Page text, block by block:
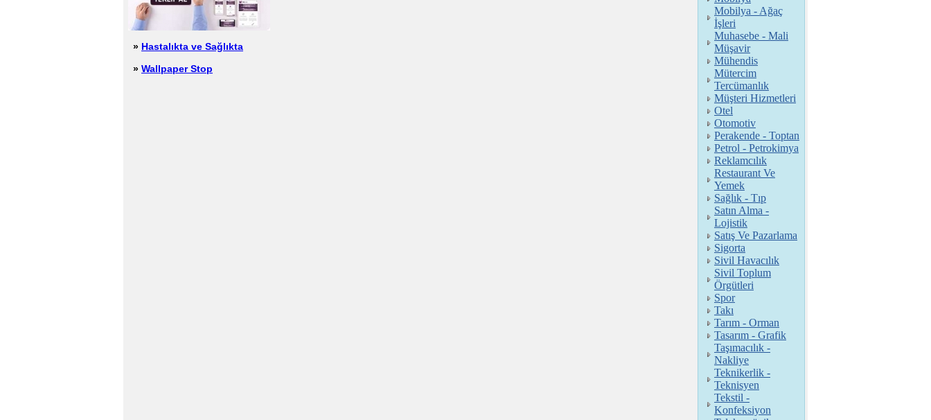
» Hastalıkta ve Sağlıkta
» Wallpaper Stop
Mobilya - Ağaç
İşleri
Muhasebe - Mali
Müşavir
Mühendis
Mütercim
Tercümanlık
Müşteri Hizmetleri
Otel
Otomotiv
Perakende - Toptan
Petrol - Petrokimya
Reklamcılık
Restaurant Ve
Yemek
Sağlık - Tıp
Satın Alma -
Lojistik
Satış Ve Pazarlama
Sigorta
Sivil Havacılık
Sivil Toplum
Örgütleri
Spor
Takı
Tarım - Orman
Tasarım - Grafik
Taşımacılık -
Nakliye
Teknikerlik -
Teknisyen
Tekstil -
Konfeksiyon